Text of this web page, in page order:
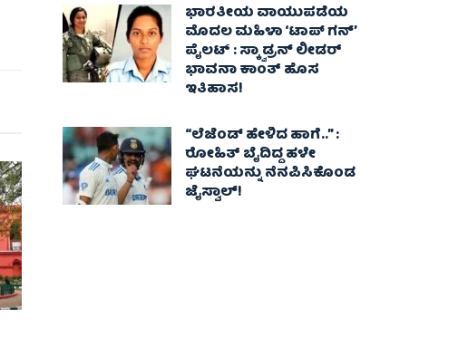
ಭಾರತೀಯ ವಾಯುಪಡೆಯ
ಮೊದಲ ಮಹಿಳಾ ‘ಟಾಪ್ ಗನ್’
ಪೈಲಟ್ : ಸ್ಕ್ವಾಡ್ರನ್ ಲೀಡರ್
ಭಾವನಾ ಕಾಂತ್ ಹೊಸ
ಇತಿಹಾಸ!
“ಲೆಜೆಂಡ್ ಹೇಳಿದ ಹಾಗೆ..” :
ರೋಹಿತ್ ಬೈದಿದ್ದ ಹಳೇ
ಘಟನೆಯನ್ನು ನೆನಪಿಸಿಕೊಂಡ
ಜೈಸ್ವಾಲ್!